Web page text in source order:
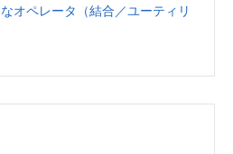
オペレータ（結合／ユーティリ